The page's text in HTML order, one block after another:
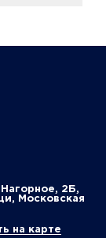
Нагорное, 2Б,
Московская
на карте